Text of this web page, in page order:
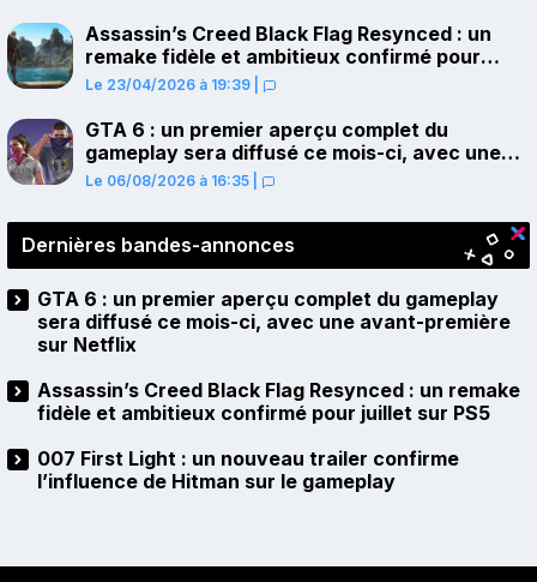
Assassin’s Creed Black Flag Resynced : un
remake fidèle et ambitieux confirmé pour
juillet sur PS5
Le 23/04/2026 à 19:39
GTA 6 : un premier aperçu complet du
gameplay sera diffusé ce mois-ci, avec une
avant-première sur Netflix
Le 06/08/2026 à 16:35
Dernières bandes-annonces
GTA 6 : un premier aperçu complet du gameplay
sera diffusé ce mois-ci, avec une avant-première
sur Netflix
Assassin’s Creed Black Flag Resynced : un remake
fidèle et ambitieux confirmé pour juillet sur PS5
007 First Light : un nouveau trailer confirme
l’influence de Hitman sur le gameplay